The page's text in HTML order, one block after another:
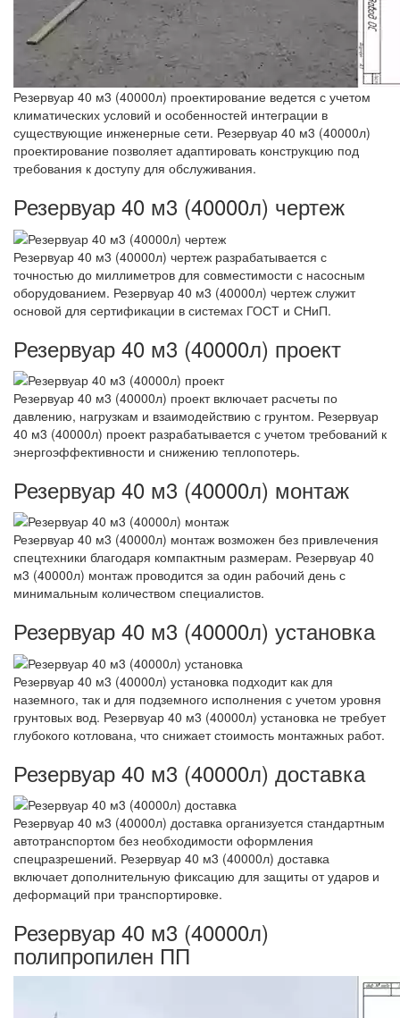
Резервуар 40 м3 (40000л) проектирование ведется с учетом
климатических условий и особенностей интеграции в
существующие инженерные сети. Резервуар 40 м3 (40000л)
проектирование позволяет адаптировать конструкцию под
требования к доступу для обслуживания.
Резервуар 40 м3 (40000л) чертеж
Резервуар 40 м3 (40000л) чертеж разрабатывается с
точностью до миллиметров для совместимости с насосным
оборудованием. Резервуар 40 м3 (40000л) чертеж служит
основой для сертификации в системах ГОСТ и СНиП.
Резервуар 40 м3 (40000л) проект
Резервуар 40 м3 (40000л) проект включает расчеты по
давлению, нагрузкам и взаимодействию с грунтом. Резервуар
40 м3 (40000л) проект разрабатывается с учетом требований к
энергоэффективности и снижению теплопотерь.
Резервуар 40 м3 (40000л) монтаж
Резервуар 40 м3 (40000л) монтаж возможен без привлечения
спецтехники благодаря компактным размерам. Резервуар 40
м3 (40000л) монтаж проводится за один рабочий день с
минимальным количеством специалистов.
Резервуар 40 м3 (40000л) установка
Резервуар 40 м3 (40000л) установка подходит как для
наземного, так и для подземного исполнения с учетом уровня
грунтовых вод. Резервуар 40 м3 (40000л) установка не требует
глубокого котлована, что снижает стоимость монтажных работ.
Резервуар 40 м3 (40000л) доставка
Резервуар 40 м3 (40000л) доставка организуется стандартным
автотранспортом без необходимости оформления
спецразрешений. Резервуар 40 м3 (40000л) доставка
включает дополнительную фиксацию для защиты от ударов и
деформаций при транспортировке.
Резервуар 40 м3 (40000л)
полипропилен ПП